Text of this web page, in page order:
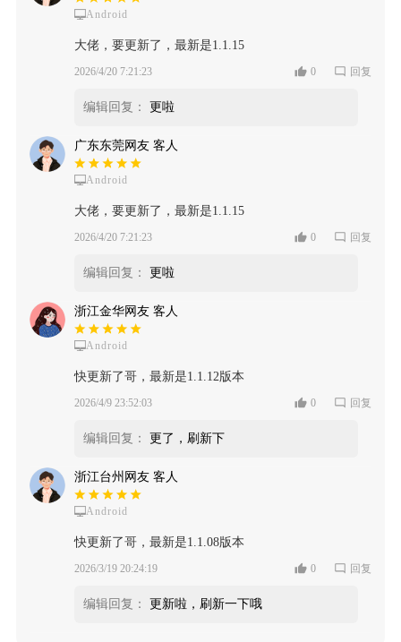
Android
大佬，要更新了，最新是1.1.15
2026/4/20 7:21:23 0 回复
编辑回复： 更啦
广东东莞网友 客人
Android
大佬，要更新了，最新是1.1.15
2026/4/20 7:21:23 0 回复
编辑回复： 更啦
浙江金华网友 客人
Android
快更新了哥，最新是1.1.12版本
2026/4/9 23:52:03 0 回复
编辑回复： 更了，刷新下
浙江台州网友 客人
Android
快更新了哥，最新是1.1.08版本
2026/3/19 20:24:19 0 回复
编辑回复： 更新啦，刷新一下哦